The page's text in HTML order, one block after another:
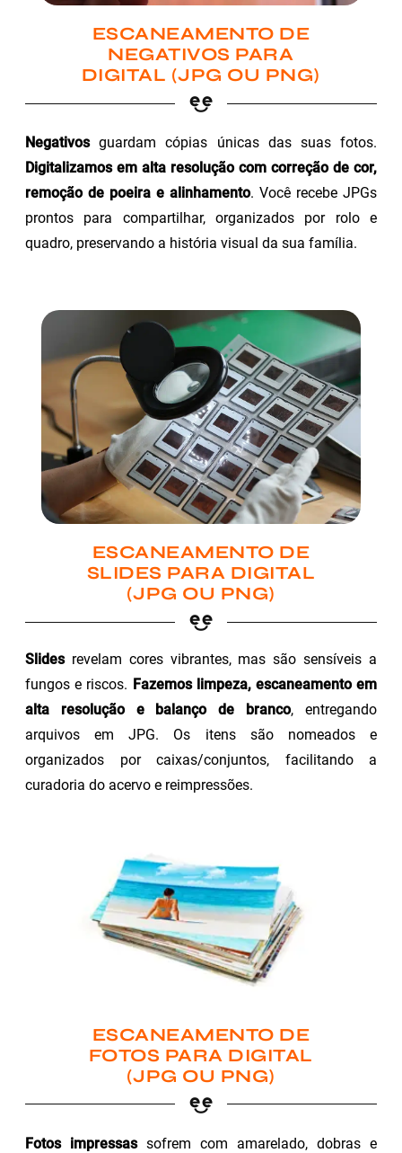
ESCANEAMENTO DE
NEGATIVOS PARA
DIGITAL (JPG OU PNG)
Negativosguardam cópias únicas das suas fotos.
Digitalizamos em alta resolução com correção de cor,
remoção de poeira e alinhamento. Você recebe JPGs
prontos para compartilhar, organizados por rolo e
quadro, preservando a história visual da sua família.
ESCANEAMENTO DE
SLIDES PARA DIGITAL
(JPG OU PNG)
Slidesrevelam cores vibrantes, mas são sensíveis a
fungos e riscos. Fazemos limpeza, escaneamento em
alta resolução e balanço de branco, entregando
arquivos em JPG. Os itens são nomeados e
organizados por caixas/conjuntos, facilitando a
curadoria do acervo e reimpressões.
ESCANEAMENTO DE
FOTOS PARA DIGITAL
(JPG OU PNG)
Fotos impressassofrem com amarelado, dobras e